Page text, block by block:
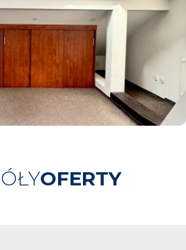
OFERTY